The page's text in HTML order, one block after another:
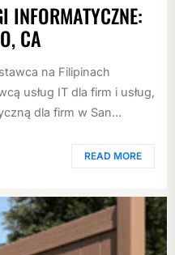
INFORMATYCZNE:
CA
na Filipinach
usług IT dla firm i usług,
dla firm w San...
READ MORE